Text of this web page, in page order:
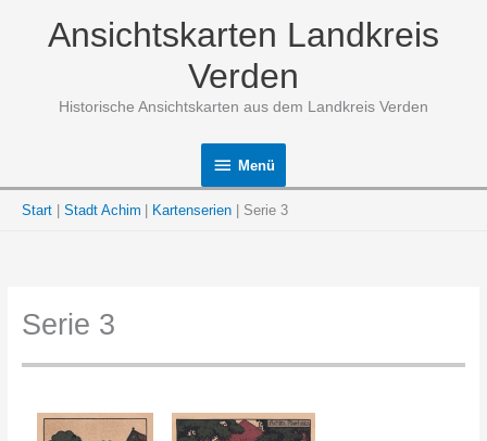
Ansichtskarten Landkreis
Verden
Historische Ansichtskarten aus dem Landkreis Verden
Menü
Menü
Start Stadt Achim Kartenserien Serie 3
Serie 3